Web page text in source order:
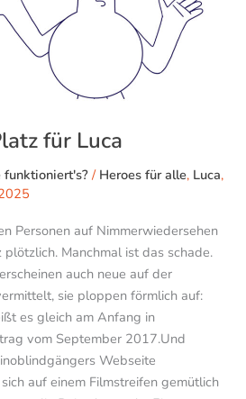
für Luca
funktioniert's? / Heroes für alle, Luca,
Personen auf Nimmerwiedersehen
plötzlich. Manchmal ist das schade.
auch neue auf der
sie ploppen förmlich auf:
es gleich am Anfang in
vom September 2017.Und
Webseite
auf einem Filmstreifen gemütlich